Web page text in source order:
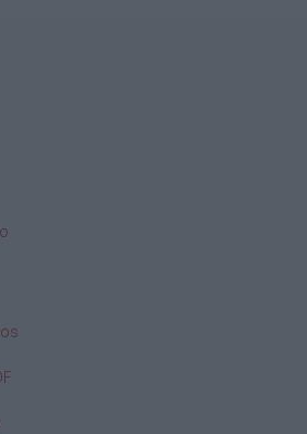
JOSE LUIS
SANDOVAL JUAN C.